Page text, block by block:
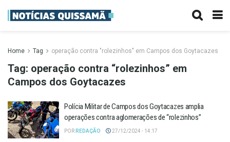
Home Tag operação contra "rolezinhos" em Campos dos Goytacazes
Tag: operação contra “rolezinhos” em
Campos dos Goytacazes
Polícia Militar de Campos dos Goytacazes amplia
operações contra aglomerações de “rolezinhos”
POR REDAÇÃO 27/12/2024 - 14:17